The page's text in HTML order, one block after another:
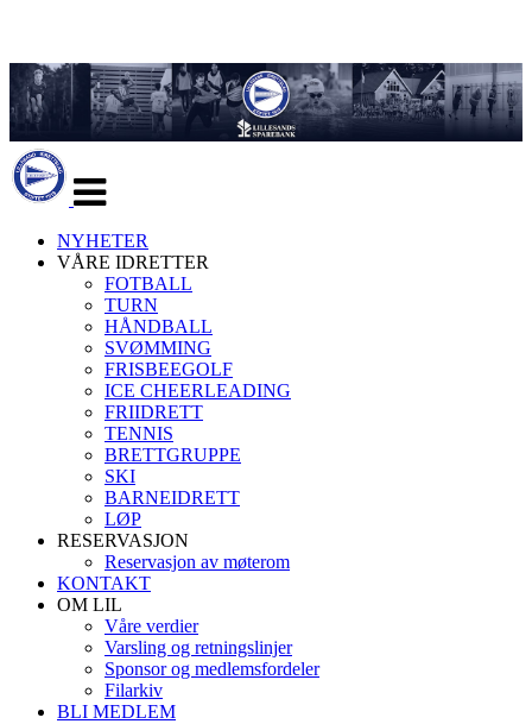
navigasjon
NYHETER
VÅRE IDRETTER
FOTBALL
TURN
HÅNDBALL
SVØMMING
FRISBEEGOLF
ICE CHEERLEADING
FRIIDRETT
TENNIS
BRETTGRUPPE
SKI
BARNEIDRETT
LØP
RESERVASJON
Reservasjon av møterom
KONTAKT
OM LIL
Våre verdier
Varsling og retningslinjer
Sponsor og medlemsfordeler
Filarkiv
BLI MEDLEM